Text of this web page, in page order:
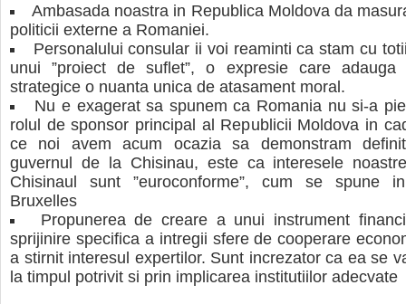
Ambasada noastra in Republica Moldova da
politicii externe a Romaniei.
Personalului consular ii voi reaminti ca stam cu
unui ”proiect de suflet”, o expresie care adauga
strategice o nuanta unica de atasament moral.
Nu e exagerat sa spunem ca Romania nu si-a
rolul de sponsor principal al Republicii Moldova in
ce noi avem acum ocazia sa demonstram
guvernul de la Chisinau, este ca interesele
Chisinaul sunt ”euroconforme”, cum se spune
Bruxelles
Propunerea de creare a unui instrument
sprijinire specifica a intregii sfere de cooperare
a stirnit interesul expertilor. Sunt increzator ca ea se
la timpul potrivit si prin implicarea institutiilor adecvate